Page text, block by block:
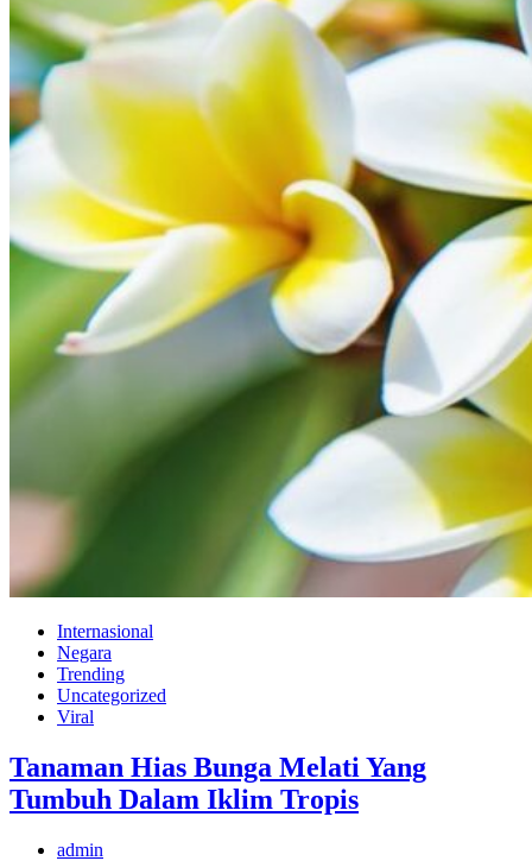
Internasional
Negara
Trending
Uncategorized
Viral
Tanaman Hias Bunga Melati Yang
Tumbuh Dalam Iklim Tropis
admin